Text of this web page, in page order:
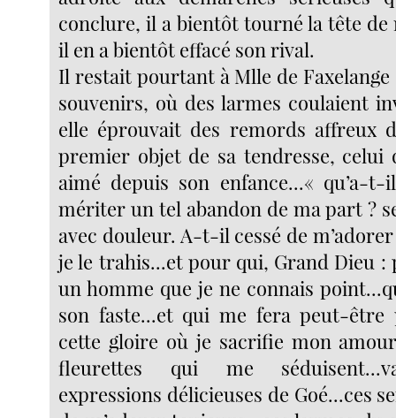
conclure, il a bientôt tourné la tête
il en a bientôt effacé son rival.
Il restait pourtant à Mlle de
souvenirs, où des larmes coulaient
elle éprouvait des remords affreux
premier objet de sa tendresse, celui
aimé depuis son enfance...« qu’a-
mériter un tel abandon de ma part ?
avec douleur. A-t-il cessé de
je le trahis...et pour qui, Grand Dieu :
un homme que je ne connais
son faste...et qui me fera peut-être
cette gloire où je sacrifie mon
fleurettes qui me
expressions délicieuses de Goé...ces